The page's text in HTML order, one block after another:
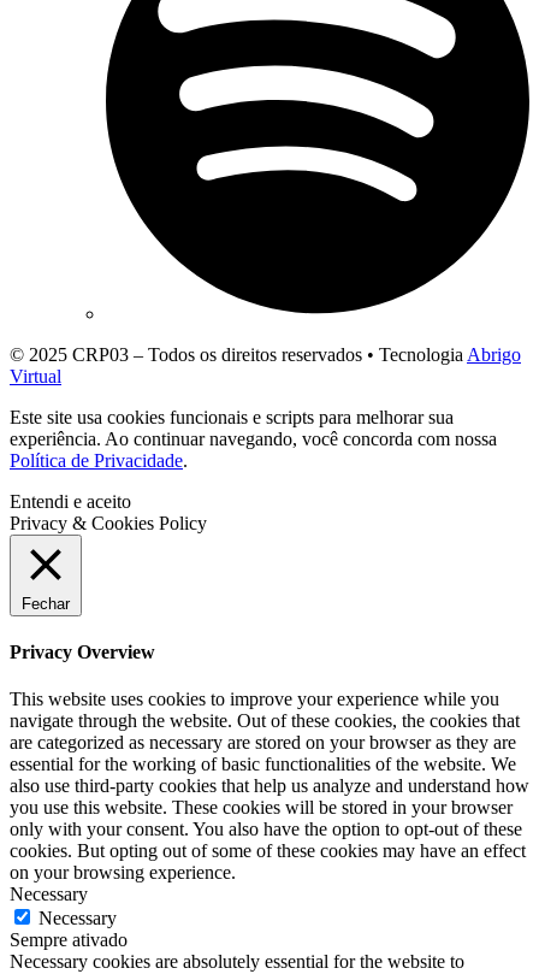
© 2025 CRP03 – Todos os direitos reservados • Tecnologia Abrigo
Virtual
Este site usa cookies funcionais e scripts para melhorar sua
experiência. Ao continuar navegando, você concorda com nossa
Política de Privacidade.
Entendi e aceito
Privacy & Cookies Policy
Fechar
Privacy Overview
This website uses cookies to improve your experience while you
navigate through the website. Out of these cookies, the cookies that
are categorized as necessary are stored on your browser as they are
essential for the working of basic functionalities of the website. We
also use third-party cookies that help us analyze and understand how
you use this website. These cookies will be stored in your browser
only with your consent. You also have the option to opt-out of these
cookies. But opting out of some of these cookies may have an effect
on your browsing experience.
Necessary
Necessary
Sempre ativado
Necessary cookies are absolutely essential for the website to